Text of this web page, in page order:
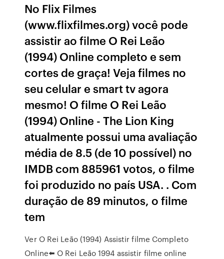
No Flix Filmes
(www.flixfilmes.org) você pode
assistir ao filme O Rei Leão
(1994) Online completo e sem
cortes de graça! Veja filmes no
seu celular e smart tv agora
mesmo! O filme O Rei Leão
(1994) Online - The Lion King
atualmente possui uma avaliação
média de 8.5 (de 10 possível) no
IMDB com 885961 votos, o filme
foi produzido no país USA. . Com
duração de 89 minutos, o filme
tem
️Ver O Rei Leão (1994) Assistir filme Completo
Online⬅️ O Rei Leão 1994 assistir filme online